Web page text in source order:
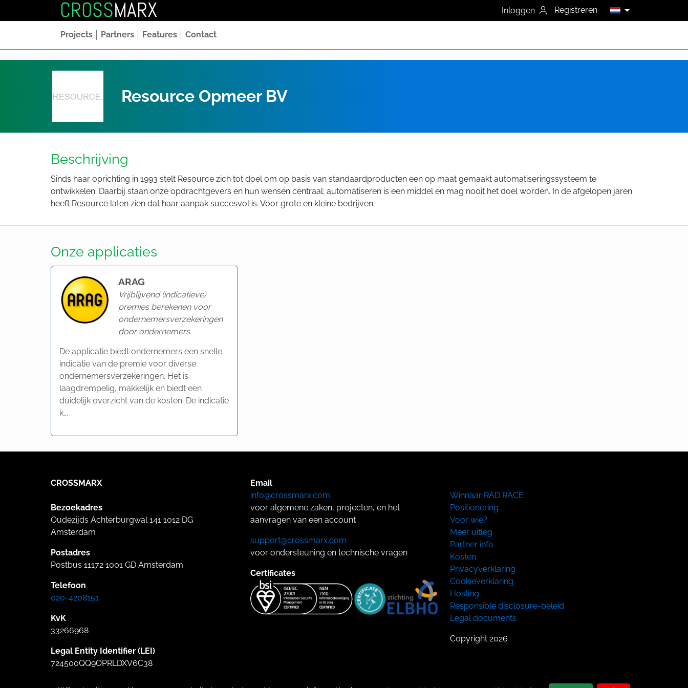
CROSSMARX Inloggen Registreren
Projects Partners Features Contact
Resource Opmeer BV
Beschrijving
Sinds haar oprichting in 1993 stelt Resource zich tot doel om op basis van standaardproducten een op maat gemaakt automatiseringssysteem te
ontwikkelen. Daarbij staan onze opdrachtgevers en hun wensen centraal; automatiseren is een middel en mag nooit het doel worden. In de afgelopen jaren
heeft Resource laten zien dat haar aanpak succesvol is. Voor grote en kleine bedrijven.
Onze applicaties
ARAG
Vrijblijvend (indicatieve)
premies berekenen voor
ondernemersverzekeringen
door ondernemers.
De applicatie biedt ondernemers een snelle
indicatie van de premie voor diverse
ondernemersverzekeringen. Het is
laagdrempelig, makkelijk en biedt een
duidelijk overzicht van de kosten. De indicatie
k...
CROSSMARX
Bezoekadres
Oudezijds Achterburgwal 141 1012 DG
Amsterdam
Postadres
Postbus 11172 1001 GD Amsterdam
Telefoon
020-4208151
KvK
33266968
Legal Entity Identifier (LEI)
724500QQ9OPRLDXV6C38
Email
info@crossmarx.com
voor algemene zaken, projecten, en het
aanvragen van een account
support@crossmarx.com
voor ondersteuning en technische vragen
Certificates
Winnaar RAD RACE
Positionering
Voor wie?
Meer uitleg
Partner info
Kosten
Privacyverklaring
Cookieverklaring
Hosting
Responsible disclosure-beleid
Legal documents
Copyright 2026